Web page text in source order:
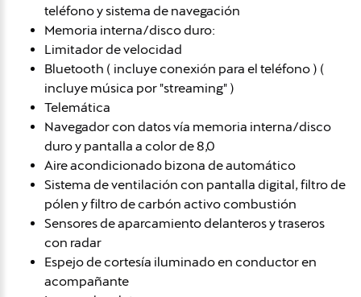
teléfono y sistema de navegación
Memoria interna/disco duro:
Limitador de velocidad
Bluetooth ( incluye conexión para el teléfono ) (
incluye música por "streaming" )
Telemática
Navegador con datos vía memoria interna/disco
duro y pantalla a color de 8,0
Aire acondicionado bizona de automático
Sistema de ventilación con pantalla digital, filtro de
pólen y filtro de carbón activo combustión
Sensores de aparcamiento delanteros y traseros
con radar
Espejo de cortesía iluminado en conductor en
acompañante